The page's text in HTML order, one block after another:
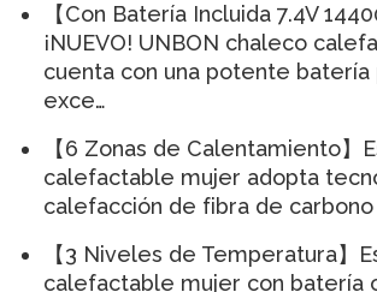
【Con Batería Incluida 7.4V
¡NUEVO! UNBON chaleco
cuenta con una potente batería
exce…
【6 Zonas de Calentamiento】
calefactable mujer adopta
calefacción de fibra de
【3 Niveles de Temperatura】
calefactable mujer con batería